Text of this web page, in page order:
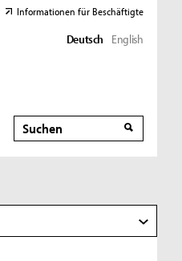
Informationen für Beschäftigte
Deutsch English
Suche
Suche